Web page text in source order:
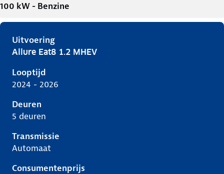
100 kW - Benzine
Uitvoering
Peugeot 408 i, 1.2 mhev, 100 kW, Benzine, 5 deuren
Allure Eat8 1.2 MHEV
Looptijd
2024 - 2026
Deuren
5 deuren
Transmissie
Automaat
Consumentenprijs